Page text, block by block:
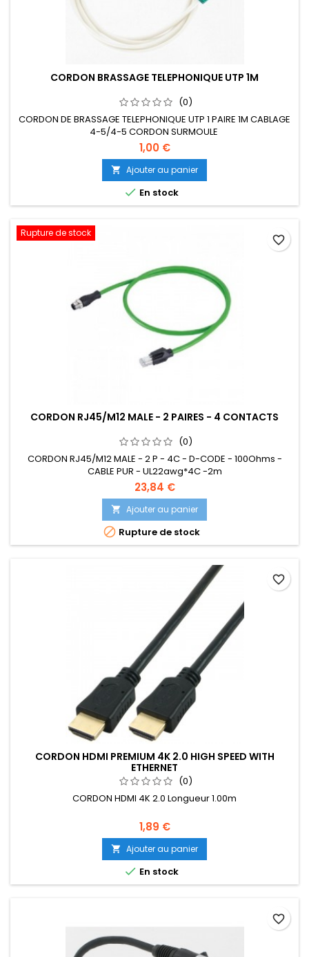
CORDON BRASSAGE TELEPHONIQUE UTP 1M
(0)
CORDON DE BRASSAGE TELEPHONIQUE UTP 1 PAIRE 1M CABLAGE
4-5/4-5 CORDON SURMOULE
1,00 €
 Ajouter au panier
 En stock
Rupture de stock
CORDON RJ45/M12 MALE - 2 PAIRES - 4 CONTACTS
(0)
CORDON RJ45/M12 MALE - 2 P - 4C - D-CODE - 100Ohms -
CABLE PUR - UL22awg*4C -2m
23,84 €
 Ajouter au panier
 Rupture de stock
favorite_border
CORDON HDMI PREMIUM 4K 2.0 HIGH SPEED WITH
ETHERNET
(0)
CORDON HDMI 4K 2.0 Longueur 1.00m
1,89 €
 Ajouter au panier
 En stock
favorite_border
favorite_border